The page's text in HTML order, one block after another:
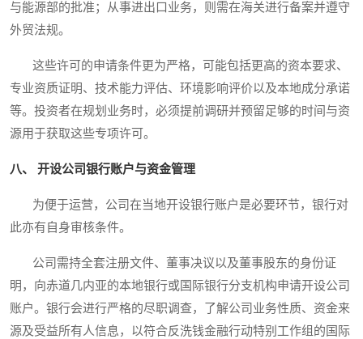
与能源部的批准；从事进出口业务，则需在海关进行备案并遵守
外贸法规。
这些许可的申请条件更为严格，可能包括更高的资本要求、
专业资质证明、技术能力评估、环境影响评价以及本地成分承诺
等。投资者在规划业务时，必须提前调研并预留足够的时间与资
源用于获取这些专项许可。
八、 开设公司银行账户与资金管理
为便于运营，公司在当地开设银行账户是必要环节，银行对
此亦有自身审核条件。
公司需持全套注册文件、董事决议以及董事股东的身份证
明，向赤道几内亚的本地银行或国际银行分支机构申请开设公司
账户。银行会进行严格的尽职调查，了解公司业务性质、资金来
源及受益所有人信息，以符合反洗钱金融行动特别工作组的国际